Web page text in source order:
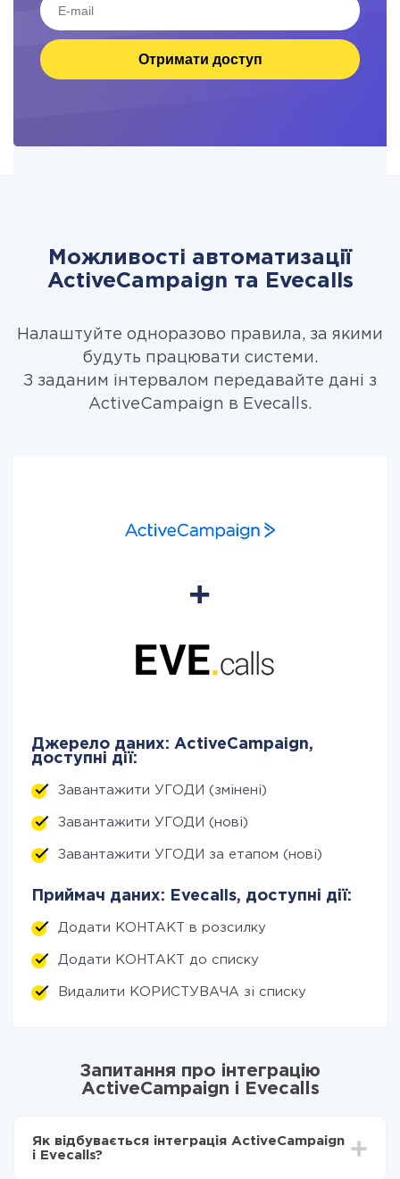
Отримати доступ
Можливості автоматизації
ActiveCampaign та Evecalls
Налаштуйте одноразово правила, за якими
будуть працювати системи.
З заданим інтервалом передавайте дані з
ActiveCampaign в Evecalls.
Джерело даних: ActiveCampaign,
доступні дії:
Завантажити УГОДИ (змінені)
Завантажити УГОДИ (нові)
Завантажити УГОДИ за етапом (нові)
Приймач даних: Evecalls, доступні дії:
Додати КОНТАКТ в розсилку
Додати КОНТАКТ до списку
Видалити КОРИСТУВАЧА зі списку
Запитання про інтеграцію
ActiveCampaign і Evecalls
Як відбувається інтеграція ActiveCampaign
і Evecalls?